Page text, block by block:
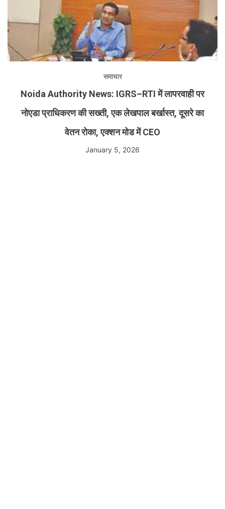
समाचार
Noida Authority News: IGRS–RTI में लापरवाही पर
नोएडा प्राधिकरण की सख्ती, एक लेखपाल बर्खास्त, दूसरे का
वेतन रोका, एक्शन मोड में CEO
January 5, 2026